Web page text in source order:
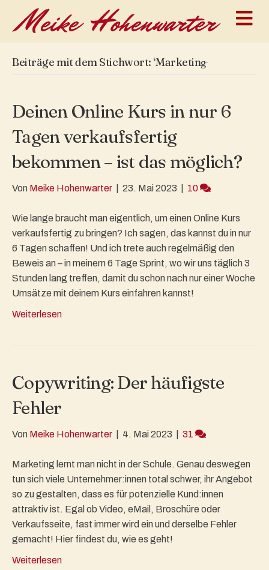
N
a
Beiträge mit dem Stichwort: ‘Marketing̵
Deinen Online Kurs in nur 6
Tagen verkaufsfertig
bekommen – ist das möglich?
Von Meike Hohenwarter 23. Mai 2023 10
Wie lange braucht man eigentlich, um einen Online Kurs
verkaufsfertig zu bringen? Ich sagen, das kannst du in nur
6 Tagen schaffen! Und ich trete auch regelmäßig den
Beweis an – in meinem 6 Tage Sprint, wo wir uns täglich 3
Stunden lang treffen, damit du schon nach nur einer Woche
Umsätze mit deinem Kurs einfahren kannst!
Weiterlesen
Copywriting: Der häufigste
Fehler
Von Meike Hohenwarter 4. Mai 2023 31
Marketing lernt man nicht in der Schule. Genau deswegen
tun sich viele Unternehmer:innen total schwer, ihr Angebot
so zu gestalten, dass es für potenzielle Kund:innen
attraktiv ist. Egal ob Video, eMail, Broschüre oder
Verkaufsseite, fast immer wird ein und derselbe Fehler
gemacht! Hier findest du, wie es geht!
Weiterlesen